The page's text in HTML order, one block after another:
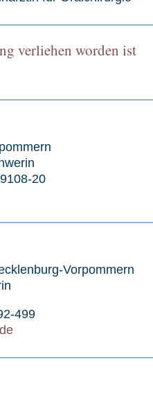
verliehen worden ist
20
Vorpommern
499